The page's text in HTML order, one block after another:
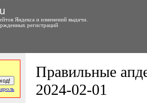
Яндекса и изменений выдачи.
регистраций
Правильные
2024-02-01